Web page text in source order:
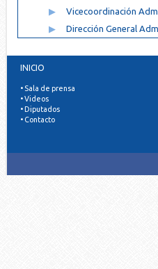
▶
Vicecoordinación
▶
Dirección General
INICIO
• Sala de prensa
• Videos
• Diputados
• Contacto